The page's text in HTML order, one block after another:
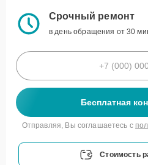
Срочный ремонт
в день обращения от 30
Бесплатная
Отправляя, Вы соглашаетесь с
Стоимость